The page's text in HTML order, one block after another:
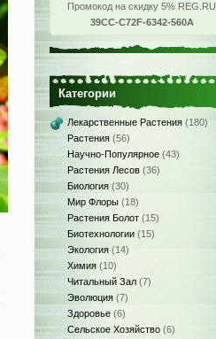
Промокод на скидку 5% REG.RU
39CC-C72F-6342-560A
Категории
Лекарственные Растения (180)
Растения (56)
Научно-Популярное (43)
Растения Лесов (36)
Биология (30)
Мир Флоры (18)
Растения Болот (15)
Биотехнологии (15)
Экология (14)
Химия (10)
Читальный Зал (7)
Эволюция (7)
Здоровье (6)
Сельское Хозяйство (6)